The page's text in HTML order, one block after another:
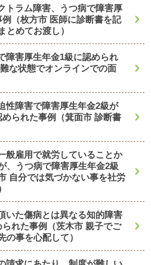
トラム障害、うつ病で障害厚
（枚方市 医師に診断書を記
とめてお渡し）
障害厚生年金1級に認められ
な状態でオンラインでの面
性障害で障害厚生年金2級が
られた事例（箕面市 診断書
般雇用で就労していることか
、うつ病で障害厚生年金2級
自分では気づかない事を社労
いた傷病とは異なる知的障害
れた事例（茨木市 親子でご
の事を心配して）